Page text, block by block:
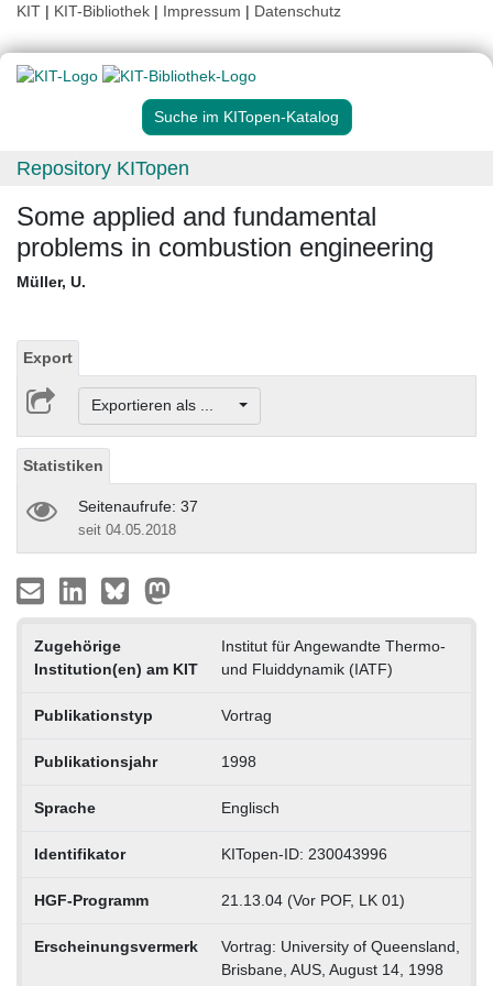
KIT | KIT-Bibliothek | Impressum | Datenschutz
Suche im KITopen-Katalog
Repository KITopen
Some applied and fundamental
problems in combustion engineering
Müller, U.
Export
Exportieren als ...
Statistiken
Seitenaufrufe: 37
seit 04.05.2018
Zugehörige
Institution(en) am KIT
Institut für Angewandte Thermo-
und Fluiddynamik (IATF)
Publikationstyp Vortrag
Publikationsjahr 1998
Sprache Englisch
Identifikator KITopen-ID: 230043996
HGF-Programm 21.13.04 (Vor POF, LK 01)
Erscheinungsvermerk
Vortrag: University of Queensland,
Brisbane, AUS, August 14, 1998